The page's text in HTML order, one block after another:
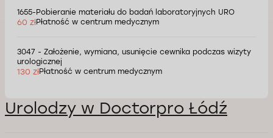
1655-Pobieranie materiału do badań laboratoryjnych URO
60 złPłatność w centrum medycznym
3047 - Założenie, wymiana, usunięcie cewnika podczas wizyty
urologicznej
130 złPłatność w centrum medycznym
Urolodzy w Doctorpro Łódź